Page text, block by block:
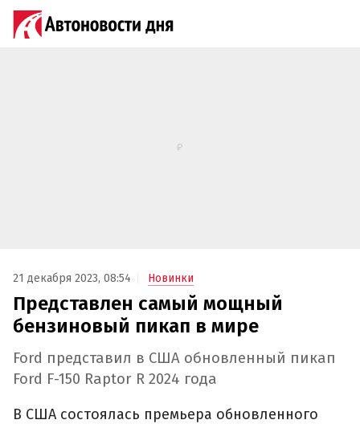
21 декабря 2023, 08:54 Новинки
Представлен самый мощный
бензиновый пикап в мире
Ford представил в США обновленный пикап
Ford F-150 Raptor R 2024 года
В США состоялась премьера обновленного